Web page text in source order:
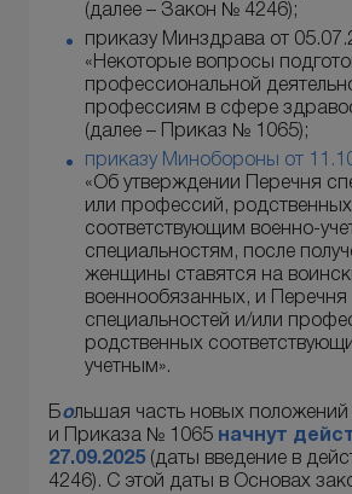
(далее – Закон № 4246);
приказу Минздрава от
«Некоторые вопросы
профессиональной
профессиям в сфере
(далее – Приказ № 1065);
приказу Минобороны от
«Об утверждении Перечня
или профессий, родственных
соответствующим военно-
специальностям, после
женщины ставятся на
военнообязанных, и Перечня
специальностей и/или
родственных
учетным».
Большая часть новых
и Приказа № 1065 начнут
27.09.2025 (даты введение в
4246). С этой даты в Основах